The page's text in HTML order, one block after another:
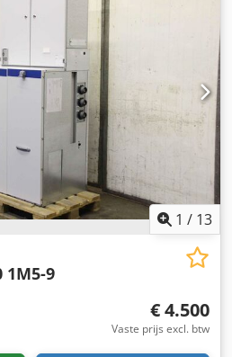
temperature: 0–120°C Heavy-
exchanger Suitable for
Complete frame with plate
The unit is offered as removed
is, without warranty.
The Netherlands, loaded
is possible by appointment.
1 / 13
1M5-9
€ 4.500
Vaste prijs excl. btw